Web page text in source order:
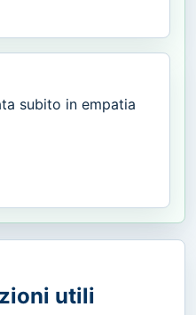
subito in empatia
utili